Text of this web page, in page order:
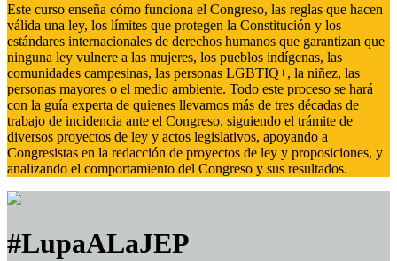
Este curso enseña cómo funciona el Congreso, las reglas que hacen
válida una ley, los límites que protegen la Constitución y los
estándares internacionales de derechos humanos que garantizan que
ninguna ley vulnere a las mujeres, los pueblos indígenas, las
comunidades campesinas, las personas LGBTIQ+, la niñez, las
personas mayores o el medio ambiente. Todo este proceso se hará
con la guía experta de quienes llevamos más de tres décadas de
trabajo de incidencia ante el Congreso, siguiendo el trámite de
diversos proyectos de ley y actos legislativos, apoyando a
Congresistas en la redacción de proyectos de ley y proposiciones, y
analizando el comportamiento del Congreso y sus resultados.
#LupaALaJEP